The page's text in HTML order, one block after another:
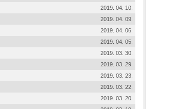
2019. 04. 10.
2019. 04. 09.
2019. 04. 06.
2019. 04. 05.
2019. 03. 30.
2019. 03. 29.
2019. 03. 23.
2019. 03. 22.
2019. 03. 20.